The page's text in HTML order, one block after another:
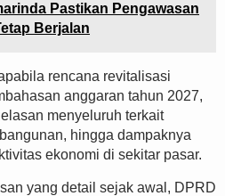
Pastikan Pengawasan
Berjalan
rencana revitalisasi
anggaran tahun 2027,
menyeluruh terkait
hingga dampaknya
ekonomi di sekitar pasar.
yang detail sejak awal, DPRD